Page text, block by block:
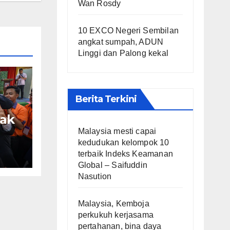
Wan Rosdy
10 EXCO Negeri Sembilan
angkat sumpah, ADUN
Linggi dan Palong kekal
Berita Terkini
Malaysia mesti capai
kedudukan kelompok 10
terbaik Indeks Keamanan
Global – Saifuddin
Nasution
Malaysia, Kemboja
perkukuh kerjasama
pertahanan, bina daya